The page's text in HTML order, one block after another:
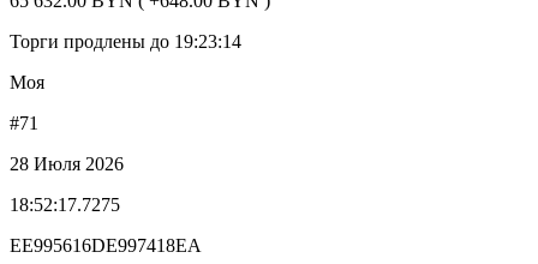
Торги продлены до 19:23:14
Моя
#71
28 Июля 2026
18:52:17.7275
EE995616DE997418EA